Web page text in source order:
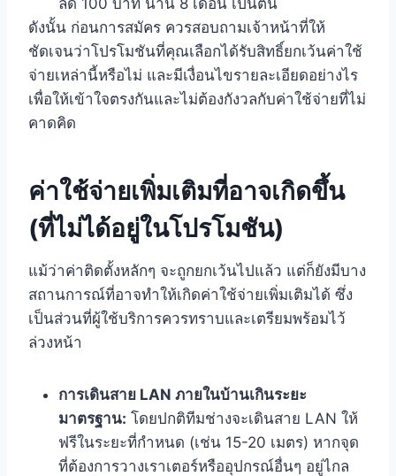
ดังนั้น ก่อนการสมัคร ควรสอบถามเจ้าหน้าที่ให้
ชัดเจนว่าโปรโมชันที่คุณเลือกได้รับสิทธิ์ยกเว้นค่าใช้
จ่ายเหล่านี้หรือไม่ และมีเงื่อนไขรายละเอียดอย่างไร
เพื่อให้เข้าใจตรงกันและไม่ต้องกังวลกับค่าใช้จ่ายที่ไม่
คาดคิด
ค่าใช้จ่ายเพิ่มเติมที่อาจเกิดขึ้น
(ที่ไม่ได้อยู่ในโปรโมชัน)
แม้ว่าค่าติดตั้งหลักๆ จะถูกยกเว้นไปแล้ว แต่ก็ยังมีบาง
สถานการณ์ที่อาจทำให้เกิดค่าใช้จ่ายเพิ่มเติมได้ ซึ่ง
เป็นส่วนที่ผู้ใช้บริการควรทราบและเตรียมพร้อมไว้
ล่วงหน้า
การเดินสาย LAN ภายในบ้านเกินระยะ
มาตรฐาน: โดยปกติทีมช่างจะเดินสาย LAN ให้
ฟรีในระยะที่กำหนด (เช่น 15-20 เมตร) หากจุด
ที่ต้องการวางเราเตอร์หรืออุปกรณ์อื่นๆ อยู่ไกล